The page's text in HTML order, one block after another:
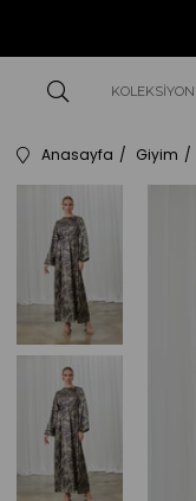
Anasayfa Giyim